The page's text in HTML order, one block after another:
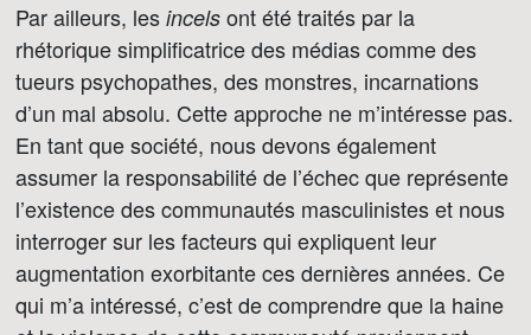
Par ailleurs, les incels ont été traités par la
rhétorique simplificatrice des médias comme des
tueurs psychopathes, des monstres, incarnations
d’un mal absolu. Cette approche ne m’intéresse pas.
En tant que société, nous devons également
assumer la responsabilité de l’échec que représente
l’existence des communautés masculinistes et nous
interroger sur les facteurs qui expliquent leur
augmentation exorbitante ces dernières années. Ce
qui m’a intéressé, c’est de comprendre que la haine